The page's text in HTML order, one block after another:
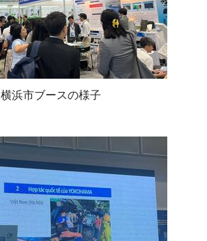
横浜市ブースの様子